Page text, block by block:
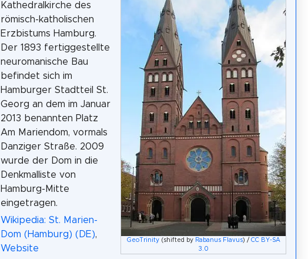
GeoTrinity(shifted by Rabanus Flavus) / CC BY-SA
3.0
Kathedralkirche des
römisch-katholischen
Erzbistums Hamburg.
Der 1893 fertiggestellte
neuromanische Bau
befindet sich im
Hamburger Stadtteil St.
Georg an dem im Januar
2013 benannten Platz
Am Mariendom, vormals
Danziger Straße. 2009
wurde der Dom in die
Denkmalliste von
Hamburg-Mitte
eingetragen.
Wikipedia: St. Marien-
Dom (Hamburg) (DE),
Website